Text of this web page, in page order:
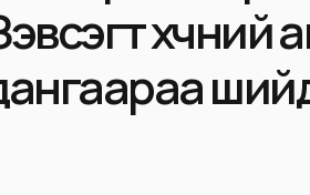
хүчний
дангаараа